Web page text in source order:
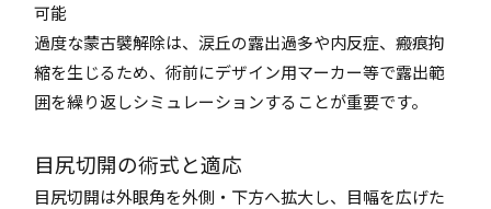
可能
過度な蒙古襞解除は、涙丘の露出過多や内反症、瘢痕拘
縮を生じるため、術前にデザイン用マーカー等で露出範
囲を繰り返しシミュレーションすることが重要です。
目尻切開の術式と適応
目尻切開は外眼角を外側・下方へ拡大し、目幅を広げた